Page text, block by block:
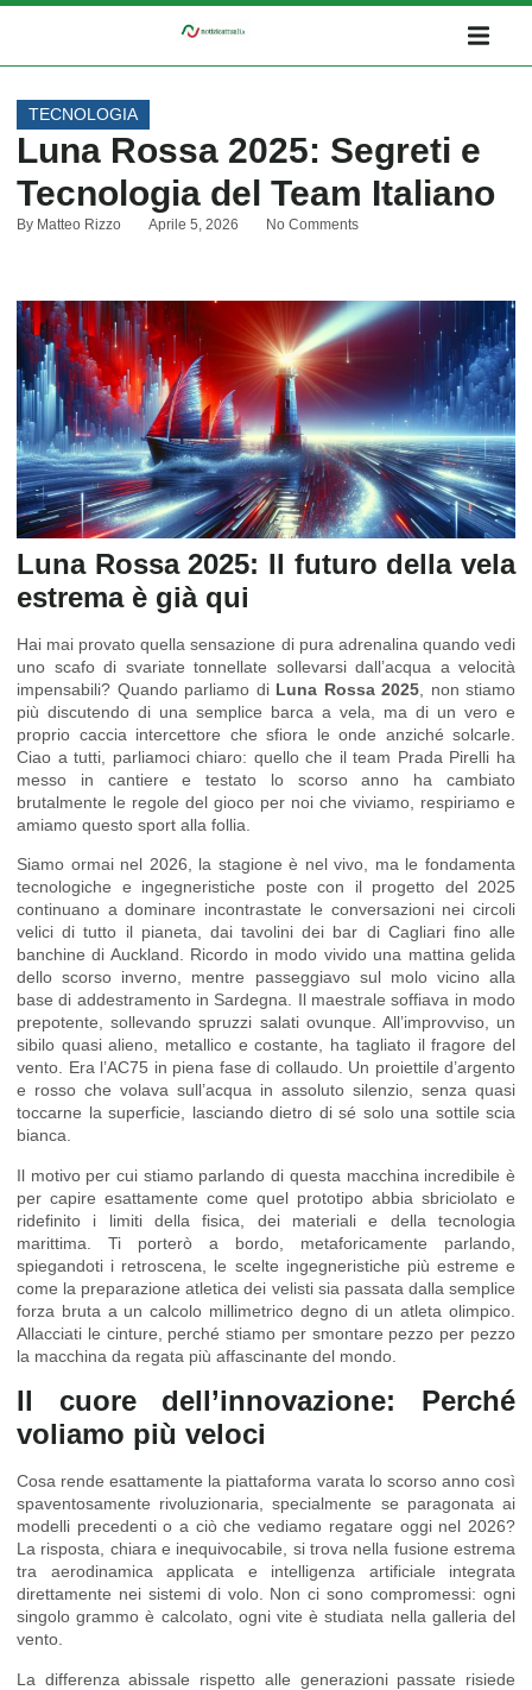
TECNOLOGIA
Luna Rossa 2025: Segreti e
Tecnologia del Team Italiano
By Matteo Rizzo Aprile 5, 2026 No Comments
Luna Rossa 2025: Il futuro della vela
estrema è già qui
Hai mai provato quella sensazione di pura adrenalina quando vedi
uno scafo di svariate tonnellate sollevarsi dall’acqua a velocità
impensabili? Quando parliamo di Luna Rossa 2025 , non stiamo
più discutendo di una semplice barca a vela, ma di un vero e
proprio caccia intercettore che sfiora le onde anziché solcarle.
Ciao a tutti, parliamoci chiaro: quello che il team Prada Pirelli ha
messo in cantiere e testato lo scorso anno ha cambiato
brutalmente le regole del gioco per noi che viviamo, respiriamo e
amiamo questo sport alla follia.
Siamo ormai nel 2026, la stagione è nel vivo, ma le fondamenta
tecnologiche e ingegneristiche poste con il progetto del 2025
continuano a dominare incontrastate le conversazioni nei circoli
velici di tutto il pianeta, dai tavolini dei bar di Cagliari fino alle
banchine di Auckland. Ricordo in modo vivido una mattina gelida
dello scorso inverno, mentre passeggiavo sul molo vicino alla
base di addestramento in Sardegna. Il maestrale soffiava in modo
prepotente, sollevando spruzzi salati ovunque. All’improvviso, un
sibilo quasi alieno, metallico e costante, ha tagliato il fragore del
vento. Era l’AC75 in piena fase di collaudo. Un proiettile d’argento
e rosso che volava sull’acqua in assoluto silenzio, senza quasi
toccarne la superficie, lasciando dietro di sé solo una sottile scia
bianca.
Il motivo per cui stiamo parlando di questa macchina incredibile è
per capire esattamente come quel prototipo abbia sbriciolato e
ridefinito i limiti della fisica, dei materiali e della tecnologia
marittima. Ti porterò a bordo, metaforicamente parlando,
spiegandoti i retroscena, le scelte ingegneristiche più estreme e
come la preparazione atletica dei velisti sia passata dalla semplice
forza bruta a un calcolo millimetrico degno di un atleta olimpico.
Allacciati le cinture, perché stiamo per smontare pezzo per pezzo
la macchina da regata più affascinante del mondo.
Il cuore dell’innovazione: Perché
voliamo più veloci
Cosa rende esattamente la piattaforma varata lo scorso anno così
spaventosamente rivoluzionaria, specialmente se paragonata ai
modelli precedenti o a ciò che vediamo regatare oggi nel 2026?
La risposta, chiara e inequivocabile, si trova nella fusione estrema
tra aerodinamica applicata e intelligenza artificiale integrata
direttamente nei sistemi di volo. Non ci sono compromessi: ogni
singolo grammo è calcolato, ogni vite è studiata nella galleria del
vento.
La differenza abissale rispetto alle generazioni passate risiede